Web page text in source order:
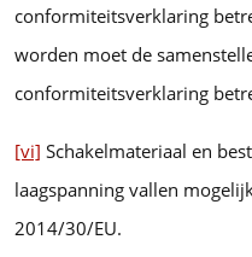
conformiteitsverklaring
worden moet de
conformiteitsverklaring
[vi] Schakelmateriaal en
laagspanning vallen
2014/30/EU.